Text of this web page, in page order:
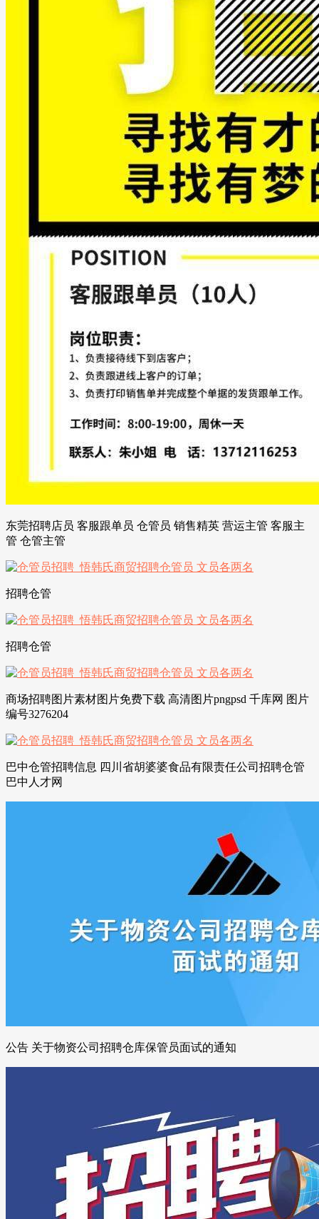
东莞招聘店员 客服跟单员 仓管员 销售精英 营运主管 客服主
管 仓管主管
招聘仓管
招聘仓管
商场招聘图片素材图片免费下载 高清图片pngpsd 千库网 图片
编号3276204
巴中仓管招聘信息 四川省胡婆婆食品有限责任公司招聘仓管
巴中人才网
公告 关于物资公司招聘仓库保管员面试的通知